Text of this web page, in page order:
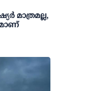
മാത്രമല്ല,